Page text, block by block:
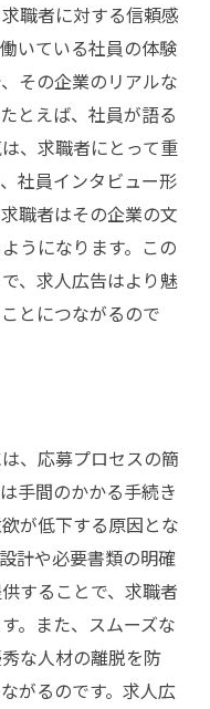
強調
ポイント
例から見るポイン
解
のバランス
職者に対する信頼感
いている社員の体験
その企業のリアルな
とえば、社員が語る
、求職者にとって重
社員インタビュー形
職者はその企業の文
うになります。この
、求人広告はより魅
とにつながるので
、応募プロセスの簡
手間のかかる手続き
が低下する原因とな
計や必要書類の明確
することで、求職者
。また、スムーズな
な人材の離脱を防
がるのです。求人広